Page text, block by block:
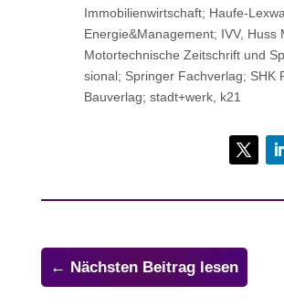
Immo­bi­li­en­wirt­schaft; Haufe-
Energie&Management; IVV, Huss
Motor­tech­ni­sche Zeit­schrift und
sio­nal; Sprin­ger Fachverlag; SHK
Bau­ver­lag; stadt+werk, k21
← Nächsten Beitrag lesen